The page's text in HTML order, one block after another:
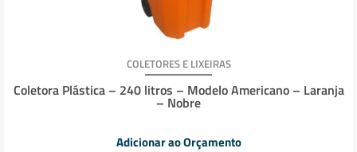
COLETORES E LIXEIRAS
Coletora Plástica – 240 litros – Modelo Americano – Laranja
– Nobre
Adicionar ao Orçamento